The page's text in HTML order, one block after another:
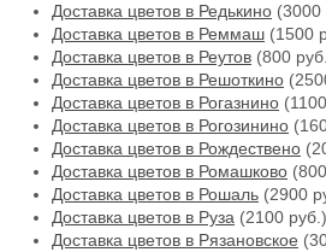
Доставка цветов в Редькино (3000
Доставка цветов в Реммаш (1500
Доставка цветов в Реутов (800
Доставка цветов в Решоткино
Доставка цветов в Рогазнино
Доставка цветов в Рогозинино
Доставка цветов в Рождествено
Доставка цветов в Ромашково
Доставка цветов в Рошаль (2900
Доставка цветов в Руза (2100 руб.)
Доставка цветов в Рязановское